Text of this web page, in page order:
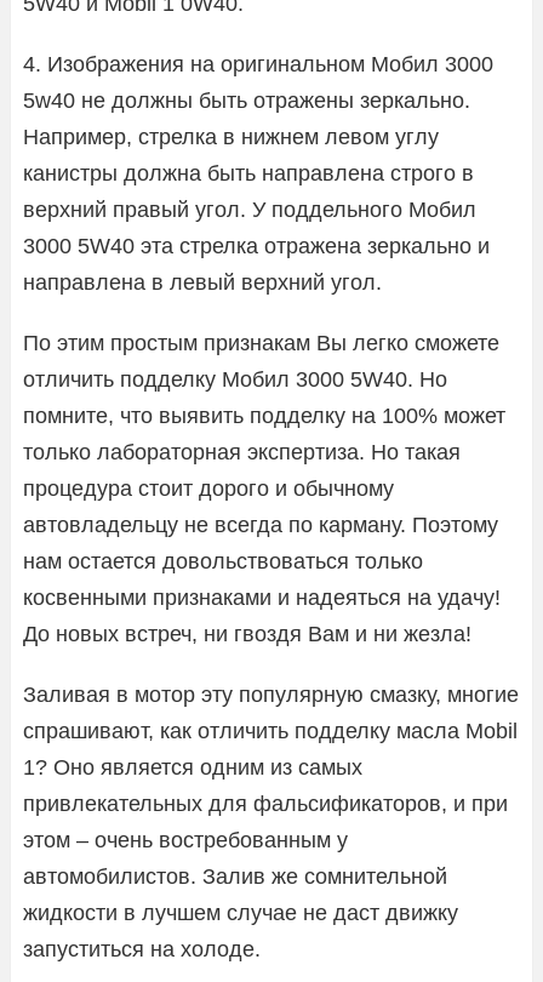
4. Изображения на оригинальном Мобил 3000
5w40 не должны быть отражены зеркально.
Например, стрелка в нижнем левом углу
канистры должна быть направлена строго в
верхний правый угол. У поддельного Мобил
3000 5W40 эта стрелка отражена зеркально и
направлена в левый верхний угол.
По этим простым признакам Вы легко сможете
отличить подделку Мобил 3000 5W40. Но
помните, что выявить подделку на 100% может
только лабораторная экспертиза. Но такая
процедура стоит дорого и обычному
автовладельцу не всегда по карману. Поэтому
нам остается довольствоваться только
косвенными признаками и надеяться на удачу!
До новых встреч, ни гвоздя Вам и ни жезла!
Заливая в мотор эту популярную смазку, многие
спрашивают, как отличить подделку масла Mobil
1? Оно является одним из самых
привлекательных для фальсификаторов, и при
этом – очень востребованным у
автомобилистов. Залив же сомнительной
жидкости в лучшем случае не даст движку
запуститься на холоде.